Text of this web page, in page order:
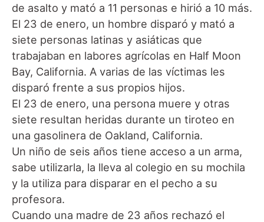
de asalto y mató a 11 personas e hirió a 10 más.
El 23 de enero, un hombre disparó y mató a
siete personas latinas y asiáticas que
trabajaban en labores agrícolas en Half Moon
Bay, California. A varias de las víctimas les
disparó frente a sus propios hijos.
El 23 de enero, una persona muere y otras
siete resultan heridas durante un tiroteo en
una gasolinera de Oakland, California.
Un niño de seis años tiene acceso a un arma,
sabe utilizarla, la lleva al colegio en su mochila
y la utiliza para disparar en el pecho a su
profesora.
Cuando una madre de 23 años rechazó el